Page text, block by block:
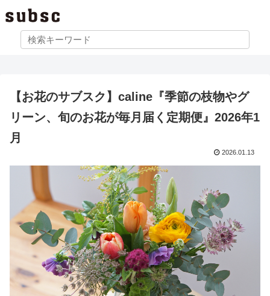
【お花のサブスク】caline『季節の枝物やグ
リーン、旬のお花が毎月届く定期便』2026年1
月
2026.01.13